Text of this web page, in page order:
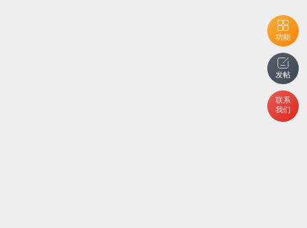
功能
发帖
联系
我们